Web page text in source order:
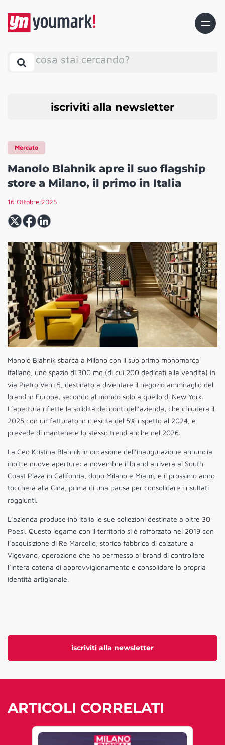
cosa stai cercando?
iscriviti alla newsletter
iscriviti alla newsletter
Mercato
Manolo Blahnik apre il suo flagship
store a Milano, il primo in Italia
16 Ottobre 2025
Manolo Blahnik sbarca a Milano con il suo primo monomarca
italiano, uno spazio di 300 mq (di cui 200 dedicati alla vendita) in
via Pietro Verri 5, destinato a diventare il negozio ammiraglio del
brand in Europa, secondo al mondo solo a quello di New York.
L’apertura riflette la solidità dei conti dell’azienda, che chiuderà il
2025 con un fatturato in crescita del 5% rispetto al 2024, e
prevede di mantenere lo stesso trend anche nel 2026.
La Ceo Kristina Blahnik in occasione dell’inaugurazione annuncia
inoltre nuove aperture: a novembre il brand arriverà al South
Coast Plaza in California, dopo Milano e Miami, e il prossimo anno
toccherà alla Cina, prima di una pausa per consolidare i risultati
raggiunti.
L’azienda produce inb Italia le sue collezioni destinate a oltre 30
Paesi. Questo legame con il territorio si è rafforzato nel 2019 con
l’acquisizione di Re Marcello, storica fabbrica di calzature a
Vigevano, operazione che ha permesso al brand di controllare
l’intera catena di approvvigionamento e consolidare la propria
identità artigianale.
ARTICOLI CORRELATI